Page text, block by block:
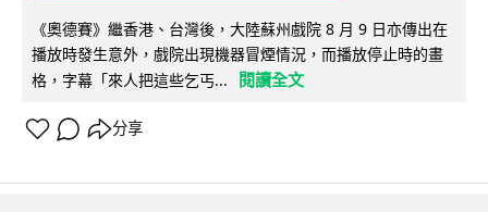
《奧德賽》繼香港、台灣後，大陸蘇州戲院 8 月 9 日亦傳出在
播放時發生意外，戲院出現機器冒煙情況，而播放停止時的畫
格，字幕「來人把這些乞丐...
閱讀全文
分享